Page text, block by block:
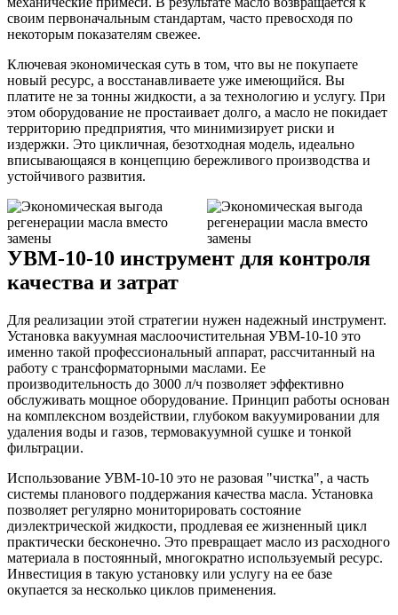
своим первоначальным стандартам, часто превосходя по
некоторым показателям свежее.
Ключевая экономическая суть в том, что вы не покупаете
новый ресурс, а восстанавливаете уже имеющийся. Вы
платите не за тонны жидкости, а за технологию и услугу. При
этом оборудование не простаивает долго, а масло не покидает
территорию предприятия, что минимизирует риски и
издержки. Это цикличная, безотходная модель, идеально
вписывающаяся в концепцию бережливого производства и
устойчивого развития.
УВМ-10-10 инструмент для контроля
качества и затрат
Для реализации этой стратегии нужен надежный инструмент.
Установка вакуумная маслоочистительная УВМ-10-10 это
именно такой профессиональный аппарат, рассчитанный на
работу с трансформаторными маслами. Ее
производительность до 3000 л/ч позволяет эффективно
обслуживать мощное оборудование. Принцип работы основан
на комплексном воздействии, глубоком вакуумировании для
удаления воды и газов, термовакуумной сушке и тонкой
фильтрации.
Использование УВМ-10-10 это не разовая "чистка", а часть
системы планового поддержания качества масла. Установка
позволяет регулярно мониторировать состояние
диэлектрической жидкости, продлевая ее жизненный цикл
практически бесконечно. Это превращает масло из расходного
материала в постоянный, многократно используемый ресурс.
Инвестиция в такую установку или услугу на ее базе
окупается за несколько циклов применения.